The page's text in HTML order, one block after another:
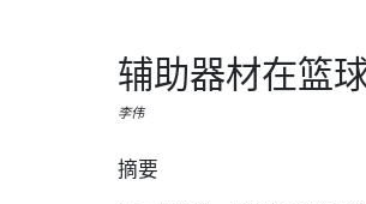
辅助器材在篮
李伟
摘要